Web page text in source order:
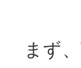
まず